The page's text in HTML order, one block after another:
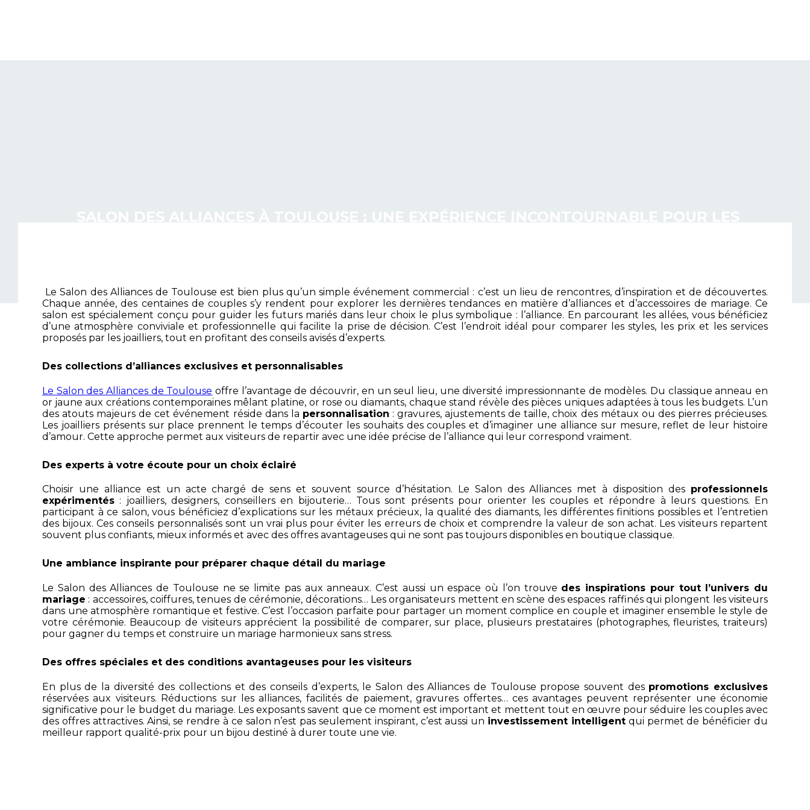
Le Salon des Alliances de Toulouse est bien plus qu’un simple événement commercial : c’est un lieu de rencontres, d’inspiration et de découvertes.
Chaque année, des centaines de couples s’y rendent pour explorer les dernières tendances en matière d’alliances et d’accessoires de mariage. Ce
salon est spécialement conçu pour guider les futurs mariés dans leur choix le plus symbolique : l’alliance. En parcourant les allées, vous bénéficiez
d’une atmosphère conviviale et professionnelle qui facilite la prise de décision. C’est l’endroit idéal pour comparer les styles, les prix et les services
proposés par les joailliers, tout en profitant des conseils avisés d’experts.
Des collections d’alliances exclusives et personnalisables
Le Salon des Alliances de Toulouse offre l’avantage de découvrir, en un seul lieu, une diversité impressionnante de modèles. Du classique anneau en
or jaune aux créations contemporaines mêlant platine, or rose ou diamants, chaque stand révèle des pièces uniques adaptées à tous les budgets. L’un
des atouts majeurs de cet événement réside dans la personnalisation : gravures, ajustements de taille, choix des métaux ou des pierres précieuses.
Les joailliers présents sur place prennent le temps d’écouter les souhaits des couples et d’imaginer une alliance sur mesure, reflet de leur histoire
d’amour. Cette approche permet aux visiteurs de repartir avec une idée précise de l’alliance qui leur correspond vraiment.
Des experts à votre écoute pour un choix éclairé
Choisir une alliance est un acte chargé de sens et souvent source d’hésitation. Le Salon des Alliances met à disposition des professionnels
expérimentés : joailliers, designers, conseillers en bijouterie… Tous sont présents pour orienter les couples et répondre à leurs questions. En
participant à ce salon, vous bénéficiez d’explications sur les métaux précieux, la qualité des diamants, les différentes finitions possibles et l’entretien
des bijoux. Ces conseils personnalisés sont un vrai plus pour éviter les erreurs de choix et comprendre la valeur de son achat. Les visiteurs repartent
souvent plus confiants, mieux informés et avec des offres avantageuses qui ne sont pas toujours disponibles en boutique classique.
Une ambiance inspirante pour préparer chaque détail du mariage
Le Salon des Alliances de Toulouse ne se limite pas aux anneaux. C’est aussi un espace où l’on trouve des inspirations pour tout l’univers du
mariage : accessoires, coiffures, tenues de cérémonie, décorations… Les organisateurs mettent en scène des espaces raffinés qui plongent les visiteurs
dans une atmosphère romantique et festive. C’est l’occasion parfaite pour partager un moment complice en couple et imaginer ensemble le style de
votre cérémonie. Beaucoup de visiteurs apprécient la possibilité de comparer, sur place, plusieurs prestataires (photographes, fleuristes, traiteurs)
pour gagner du temps et construire un mariage harmonieux sans stress.
Des offres spéciales et des conditions avantageuses pour les visiteurs
En plus de la diversité des collections et des conseils d’experts, le Salon des Alliances de Toulouse propose souvent des promotions exclusives
réservées aux visiteurs. Réductions sur les alliances, facilités de paiement, gravures offertes… ces avantages peuvent représenter une économie
significative pour le budget du mariage. Les exposants savent que ce moment est important et mettent tout en œuvre pour séduire les couples avec
des offres attractives. Ainsi, se rendre à ce salon n’est pas seulement inspirant, c’est aussi un investissement intelligentqui permet de bénéficier du
meilleur rapport qualité-prix pour un bijou destiné à durer toute une vie.